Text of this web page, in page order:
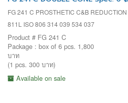
FG 241 C PROSTHETIC C&B
811L ISO 806 314 039 534 037
Product # FG 241 C
Package : box of 6 pcs. 1,800
บาท
(1 pcs. 300 บาท)
Available on sale